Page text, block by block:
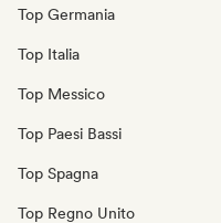
Top Germania
Top Italia
Top Messico
Top Paesi Bassi
Top Spagna
Top Regno Unito